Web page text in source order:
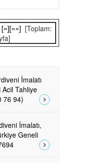
[»][»»] [Toplam:
İmalatı
Acil Tahliye
76 94)
İmalatı,
Geneli